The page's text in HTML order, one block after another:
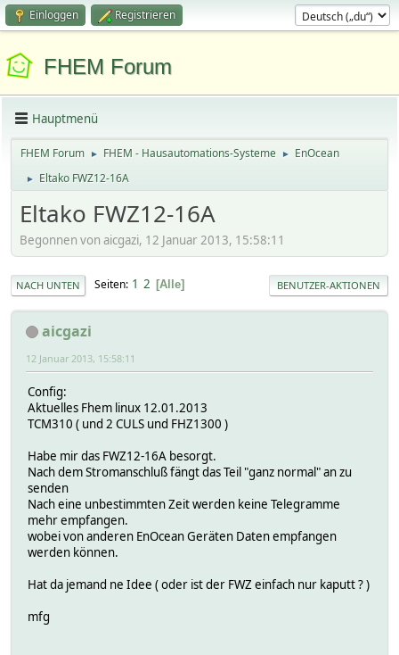
Einloggen Registrieren
FHEM Forum
Hauptmenü
FHEM Forum ► FHEM - Hausautomations-Systeme ► EnOcean
► Eltako FWZ12-16A
Eltako FWZ12-16A
Begonnen von aicgazi, 12 Januar 2013, 15:58:11
NACH UNTEN Seiten 1 2 Alle BENUTZER-AKTIONEN
aicgazi
12 Januar 2013, 15:58:11
Config:
Aktuelles Fhem linux 12.01.2013
TCM310 ( und 2 CULS und FHZ1300 )
Habe mir das FWZ12-16A besorgt.
Nach dem Stromanschluß fängt das Teil "ganz normal" an zu
senden
Nach eine unbestimmten Zeit werden keine Telegramme
mehr empfangen.
wobei von anderen EnOcean Geräten Daten empfangen
werden können.
Hat da jemand ne Idee ( oder ist der FWZ einfach nur kaputt ? )
mfg